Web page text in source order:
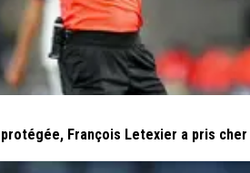
protégée, François Letexier a pris cher